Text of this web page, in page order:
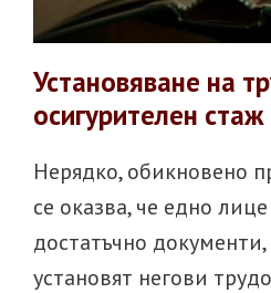
Установяване на
осигурителен
Нерядко, обикновено
се оказва, че едно
достатъчно
установят негови